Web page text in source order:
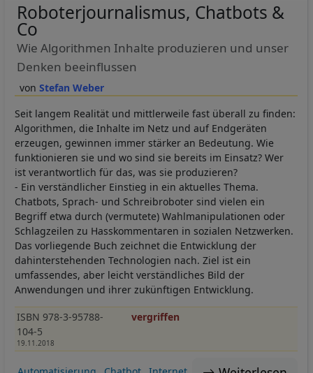
Stefan Weber
Roboterjournalismus, Chatbots &
Co
Wie Algorithmen Inhalte produzieren und unser
Denken beeinflussen
Seit langem Realität und mittlerweile fast überall zu finden:
Algorithmen, die Inhalte im Netz und auf Endgeräten
erzeugen, gewinnen immer stärker an Bedeutung. Wie
funktionieren sie und wo sind sie bereits im Einsatz? Wer
ist verantwortlich für das, was sie produzieren?
- Ein verständlicher Einstieg in ein aktuelles Thema.
Chatbots, Sprach- und Schreibroboter sind vielen ein
Begriff etwa durch (vermutete) Wahlmanipulationen oder
Schlagzeilen zu Hasskommentaren in sozialen Netzwerken.
Das vorliegende Buch zeichnet die Entwicklung der
dahinterstehenden Technologien nach. Ziel ist ein
umfassendes, aber leicht verständliches Bild der
Anwendungen und ihrer zukünftigen Entwicklung.
ISBN 978-3-95788-
104-5
19.11.2018
vergriffen